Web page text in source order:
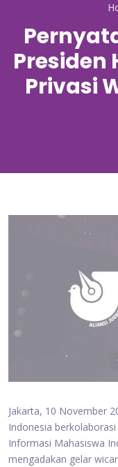
Presiden
Privasi
Jakarta, 10 November
Indonesia
Informasi Mahasiswa
mengadakan gelar